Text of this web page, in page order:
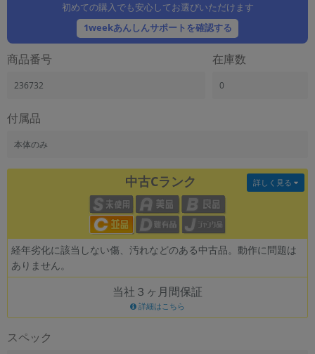
初めての購入でも安心してお選びいただけます
1weekあんしんサポートを確認する
商品番号
236732
在庫数
0
付属品
本体のみ
中古Cランク
経年劣化に該当しない傷、汚れなどのある中古品。動作に問題は
ありません。
詳しく見る
当社３ヶ月間保証
詳細はこちら
スペック
ランク
「新品」「未使用」「中古」など
CPU
OSの絞り込み
~
容量
~
モニタサイズ